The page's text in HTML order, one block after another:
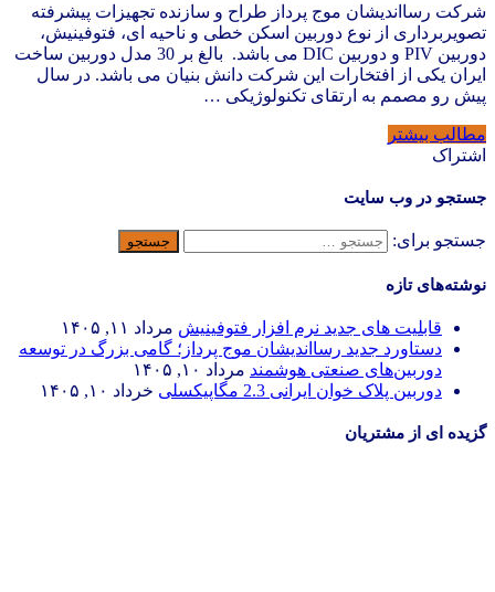
شرکت رسااندیشان موج پرداز طراح و سازنده تجهیزات پیشرفته
تصویربرداری از نوع دوربین اسکن خطی و ناحیه ای، فتوفینیش،
دوربین PIV و دوربین DIC می باشد. بالغ بر 30 مدل دوربین ساخت
ایران یکی از افتخارات این شرکت دانش بنیان می باشد. در سال
پیش رو مصمم به ارتقای تکنولوژیکی …
مطالب بیشتر
اشتراک
جستجو در وب سایت
جستجو برای:
نوشته‌های تازه
قابلیت های جدید نرم افزار فتوفینیش مرداد ۱۱, ۱۴۰۵
دستاورد جدید رسااندیشان موج پرداز؛ گامی بزرگ در توسعه
دوربین‌های صنعتی هوشمند مرداد ۱۰, ۱۴۰۵
دوربین پلاک خوان ایرانی 2.3 مگاپیکسلی
خرداد ۱۰, ۱۴۰۵
گزیده ای از مشتریان